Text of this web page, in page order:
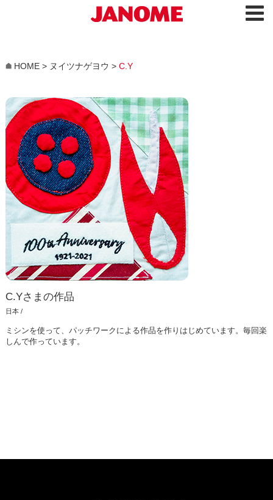
HOME> ヌイツナゲヨウ > C.Y
C.Yさまの作品
日本 /
ミシンを使って、パッチワークによる作品を作りはじめています。毎回楽
しんで作っています。